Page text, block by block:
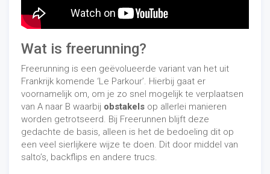
Wat is freerunning?
Freerunning is een geëvolueerde variant van het uit
Frankrijk komende ‘Le Parkour’. Hierbij gaat er
voornamelijk om, om je zo snel mogelijk te verplaatsen
van A naar B waarbij obstakels op allerlei manieren
worden getrotseerd. Bij Freerunnen blijft deze
gedachte de basis, alleen is het de bedoeling dit op
een veel sierlijkere wijze te doen. Dit door middel van
salto’s, backflips en andere trucs.